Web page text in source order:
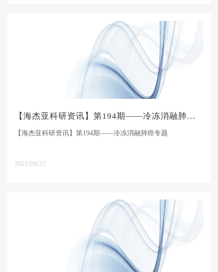
【海杰亚科研资讯】第194期——冷冻消融肺癌专题
【海杰亚科研资讯】第194期——冷冻消融肺癌专题
2021/09/22